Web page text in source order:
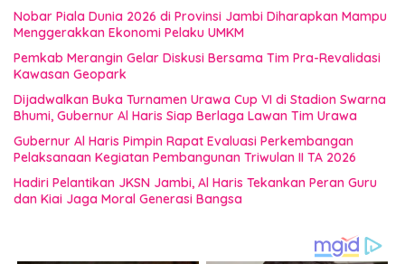
Nobar Piala Dunia 2026 di Provinsi Jambi Diharapkan Mampu
Menggerakkan Ekonomi Pelaku UMKM
Pemkab Merangin Gelar Diskusi Bersama Tim Pra-Revalidasi
Kawasan Geopark
Dijadwalkan Buka Turnamen Urawa Cup VI di Stadion Swarna
Bhumi, Gubernur Al Haris Siap Berlaga Lawan Tim Urawa
Gubernur Al Haris Pimpin Rapat Evaluasi Perkembangan
Pelaksanaan Kegiatan Pembangunan Triwulan II TA 2026
Hadiri Pelantikan JKSN Jambi, Al Haris Tekankan Peran Guru
dan Kiai Jaga Moral Generasi Bangsa